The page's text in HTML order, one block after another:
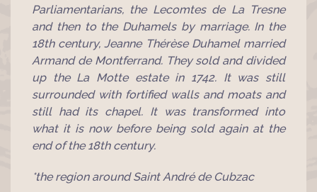
Parliamentarians, the Lecomtes de La Tresne
and then to the Duhamels by marriage. In the
18th century, Jeanne Thérèse Duhamel married
Armand de Montferrand. They sold and divided
up the La Motte estate in 1742. It was still
surrounded with fortified walls and moats and
still had its chapel. It was transformed into
what it is now before being sold again at the
end of the 18th century.
*the region around Saint André de Cubzac